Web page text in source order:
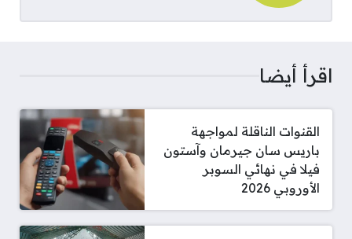
اقرأ أيضا
القنوات الناقلة لمواجهة
باريس سان جيرمان وآستون
فيلا في نهائي السوبر
الأوروبي 2026